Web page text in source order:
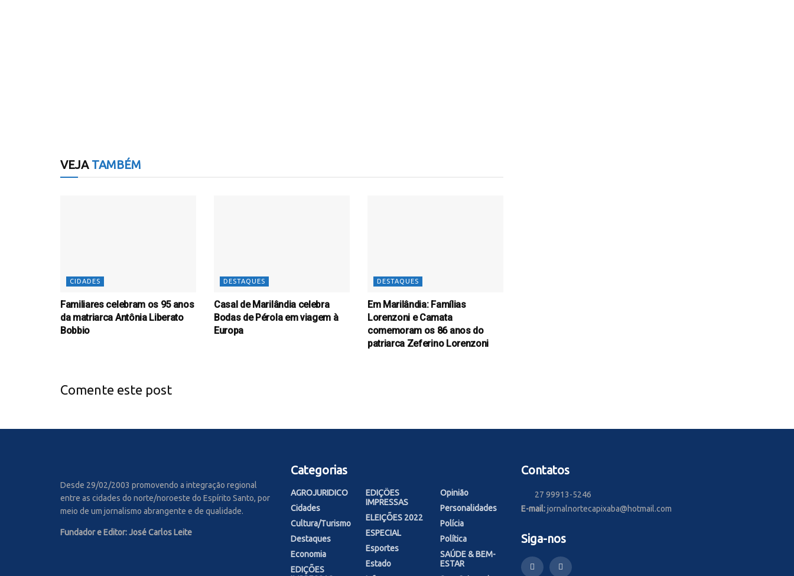
VEJATAMBÉM
CIDADES
Familiares celebram os 95 anos
da matriarca Antônia Liberato
Bobbio
DESTAQUES
Casal de Marilândia celebra
Bodas de Pérola em viagem à
Europa
DESTAQUES
Em Marilândia: Famílias
Lorenzoni e Camata
comemoram os 86 anos do
patriarca Zeferino Lorenzoni
Comente este post
Desde 29/02/2003 promovendo a integração regional
entre as cidades do norte/noroeste do Espírito Santo, por
meio de um jornalismo abrangente e de qualidade.
Fundador e Editor: José Carlos Leite
Categorias
AGROJURIDICO
Cidades
Cultura/Turismo
Destaques
Economia
EDIÇÕES
EDIÇÕES
IMPRESSAS
ELEIÇÕES 2022
ESPECIAL
Esportes
Estado
Opinião
Personalidades
Polícia
Política
SAÚDE & BEM-
ESTAR
Contatos
27 99913-5246
E-mail:jornalnortecapixaba@hotmail.com
Siga-nos